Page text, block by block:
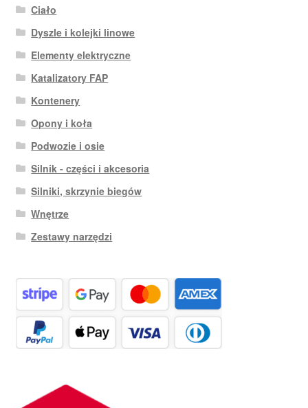
Ciało
Dyszle i kolejki linowe
Elementy elektryczne
Katalizatory FAP
Kontenery
Opony i koła
Podwozie i osie
Silnik - części i akcesoria
Silniki, skrzynie biegów
Wnętrze
Zestawy narzędzi